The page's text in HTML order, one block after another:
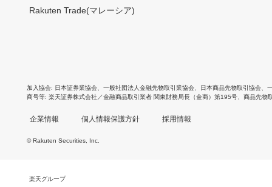
Rakuten Trade(マレーシア)
加入協会 日本証券業協会 一般社団法人金融先物取引業協会 日本商品先物取引協会
商号等 楽天証券株式会社／金融商品取引業者 関東財務局長（金商）第195号、商品先物
企業情報 個人情報保護方針 採用情報
© Rakuten Securities, Inc.
楽天グループ